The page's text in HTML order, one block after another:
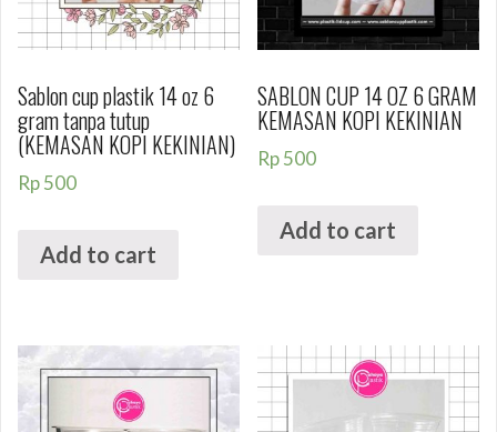
Sablon cup plastik 14 oz 6
gram tanpa tutup
(KEMASAN KOPI KEKINIAN)
Rp500
Add to cart
SABLON CUP 14 OZ 6 GRAM
KEMASAN KOPI KEKINIAN
Rp500
Add to cart